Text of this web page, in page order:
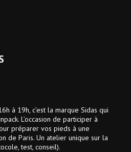
à 19h, c’est la marque Sidas qui
L’occasion de participer à
préparer vos pieds à une
de Paris. Un atelier unique sur la
test, conseil).